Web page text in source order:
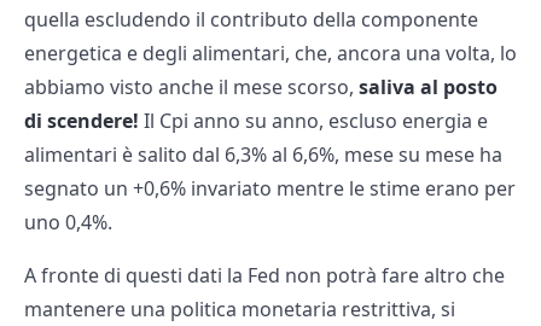
quella escludendo il contributo della componente
energetica e degli alimentari, che, ancora una volta, lo
abbiamo visto anche il mese scorso, saliva al posto
di scendere! Il Cpi anno su anno, escluso energia e
alimentari è salito dal 6,3% al 6,6%, mese su mese ha
segnato un +0,6% invariato mentre le stime erano per
uno 0,4%.
A fronte di questi dati la Fed non potrà fare altro che
mantenere una politica monetaria restrittiva, si